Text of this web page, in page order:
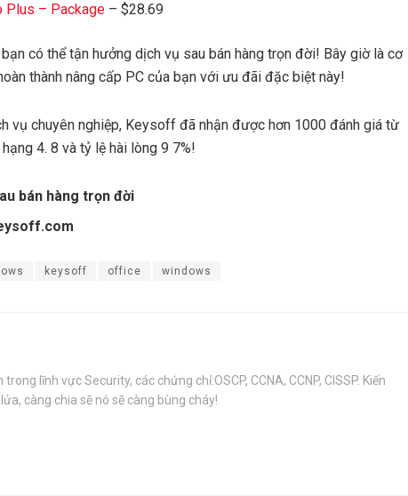
Plus – Package – $28.69
có thể tận hưởng dịch vụ sau bán hàng trọn đời! Bây giờ là cơ
thành nâng cấp PC của bạn với ưu đãi đặc biệt này!
vụ chuyên nghiệp, Keysoff đã nhận được hơn 1000 đánh giá từ
4. 8 và tỷ lệ hài lòng 9 7%!
bán hàng trọn đời
keysoff office windows
lĩnh vực Security, các chứng chỉ:OSCP, CCNA, CCNP, CISSP. Kiến
càng chia sẽ nó sẽ càng bùng cháy!